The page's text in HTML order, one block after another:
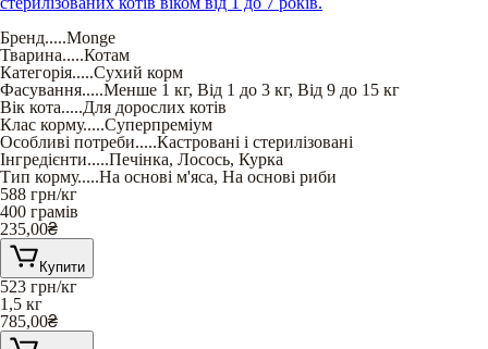
Бренд.....Monge
Тварина.....Котам
Категорія.....Сухий корм
Фасування.....Менше 1 кг, Від 1 до 3 кг, Від 9 до 15 кг
Вік кота.....Для дорослих котів
Клас корму.....Суперпреміум
Особливі потреби.....Кастровані і стерилізовані
Інгредієнти.....Печінка, Лосось, Курка
Тип корму.....На основі м'яса, На основі риби
588 грн/кг
400 грамів
235,00₴
Купити
523 грн/кг
1,5 кг
785,00₴